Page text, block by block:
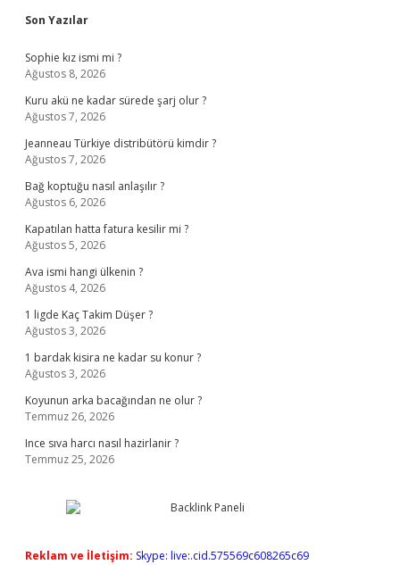
Sidebar
Son Yazılar
Sophie kız ismi mi ?
Ağustos 8, 2026
Kuru akü ne kadar sürede şarj olur ?
Ağustos 7, 2026
Jeanneau Türkiye distribütörü kimdir ?
Ağustos 7, 2026
Bağ koptuğu nasıl anlaşılır ?
Ağustos 6, 2026
Kapatılan hatta fatura kesilir mi ?
Ağustos 5, 2026
Ava ismi hangi ülkenin ?
Ağustos 4, 2026
1 ligde Kaç Takim Düşer ?
Ağustos 3, 2026
1 bardak kisira ne kadar su konur ?
Ağustos 3, 2026
Koyunun arka bacağından ne olur ?
Temmuz 26, 2026
Ince sıva harcı nasıl hazirlanir ?
Temmuz 25, 2026
Reklam ve İletişim: Skype: live:.cid.575569c608265c69